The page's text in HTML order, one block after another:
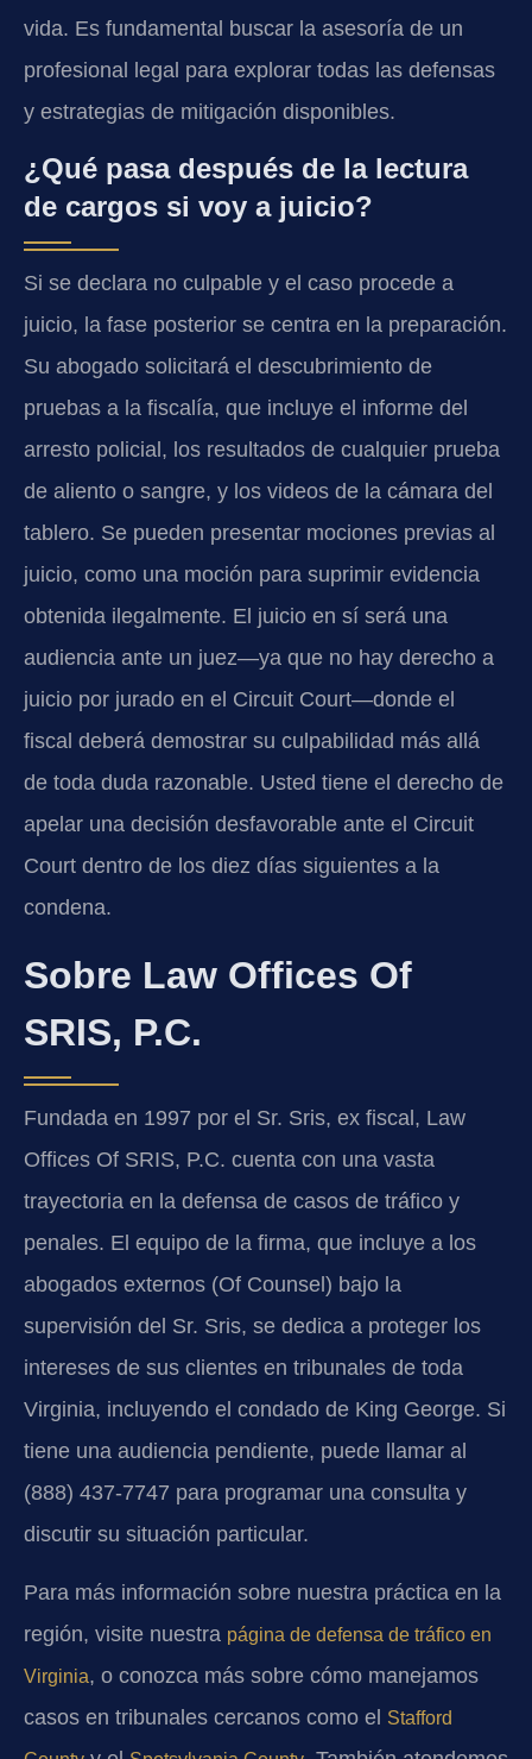
vida. Es fundamental buscar la asesoría de un
profesional legal para explorar todas las defensas
y estrategias de mitigación disponibles.
¿Qué pasa después de la lectura
de cargos si voy a juicio?
Si se declara no culpable y el caso procede a
juicio, la fase posterior se centra en la preparación.
Su abogado solicitará el descubrimiento de
pruebas a la fiscalía, que incluye el informe del
arresto policial, los resultados de cualquier prueba
de aliento o sangre, y los videos de la cámara del
tablero. Se pueden presentar mociones previas al
juicio, como una moción para suprimir evidencia
obtenida ilegalmente. El juicio en sí será una
audiencia ante un juez—ya que no hay derecho a
juicio por jurado en el Circuit Court—donde el
fiscal deberá demostrar su culpabilidad más allá
de toda duda razonable. Usted tiene el derecho de
apelar una decisión desfavorable ante el Circuit
Court dentro de los diez días siguientes a la
condena.
Sobre Law Offices Of
SRIS, P.C.
Fundada en 1997 por el Sr. Sris, ex fiscal, Law
Offices Of SRIS, P.C. cuenta con una vasta
trayectoria en la defensa de casos de tráfico y
penales. El equipo de la firma, que incluye a los
abogados externos (Of Counsel) bajo la
supervisión del Sr. Sris, se dedica a proteger los
intereses de sus clientes en tribunales de toda
Virginia, incluyendo el condado de King George. Si
tiene una audiencia pendiente, puede llamar al
(888) 437-7747 para programar una consulta y
discutir su situación particular.
Para más información sobre nuestra práctica en la
región, visite nuestra página de defensa de tráfico en
Virginia, o conozca más sobre cómo manejamos
casos en tribunales cercanos como el Stafford